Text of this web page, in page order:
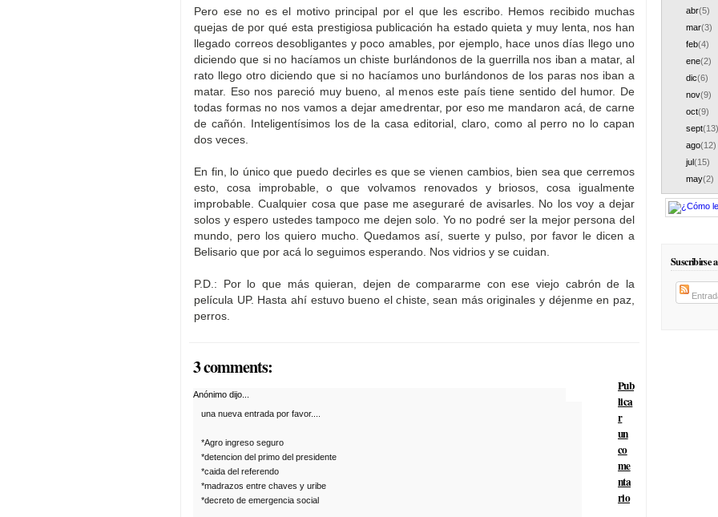
Pero ese no es el motivo principal por el que les escribo. Hemos recibido muchas
quejas de por qué esta prestigiosa publicación ha estado quieta y muy lenta, nos han
llegado correos desobligantes y poco amables, por ejemplo, hace unos días llego uno
diciendo que si no hacíamos un chiste burlándonos de la guerrilla nos iban a matar, al
rato llego otro diciendo que si no hacíamos uno burlándonos de los paras nos iban a
matar. Eso nos pareció muy bueno, al menos este país tiene sentido del humor. De
todas formas no nos vamos a dejar amedrentar, por eso me mandaron acá, de carne
de cañón. Inteligentísimos los de la casa editorial, claro, como al perro no lo capan
dos veces.
En fin, lo único que puedo decirles es que se vienen cambios, bien sea que cerremos
esto, cosa improbable, o que volvamos renovados y briosos, cosa igualmente
improbable. Cualquier cosa que pase me aseguraré de avisarles. No los voy a dejar
solos y espero ustedes tampoco me dejen solo. Yo no podré ser la mejor persona del
mundo, pero los quiero mucho. Quedamos así, suerte y pulso, por favor le dicen a
Belisario que por acá lo seguimos esperando. Nos vidrios y se cuidan.
P.D.: Por lo que más quieran, dejen de compararme con ese viejo cabrón de la
película UP. Hasta ahí estuvo bueno el chiste, sean más originales y déjenme en paz,
perros.
3 comments:
Anónimo dijo...
una nueva entrada por favor....
*Agro ingreso seguro
*detencion del primo del presidente
*caida del referendo
*madrazos entre chaves y uribe
*decreto de emergencia social
Pub
lica
r
un
co
me
nta
rio
abr(5)
mar(3)
feb(4)
ene(2)
dic(6)
nov(9)
oct(9)
sept(13)
ago(12)
jul(15)
may(2)
Suscribirse a